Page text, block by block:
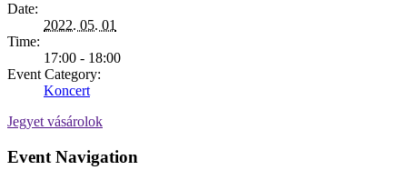
Date:
2022. 05. 01
Time:
17:00 - 18:00
Event Category:
Koncert
Jegyet vásárolok
Event Navigation